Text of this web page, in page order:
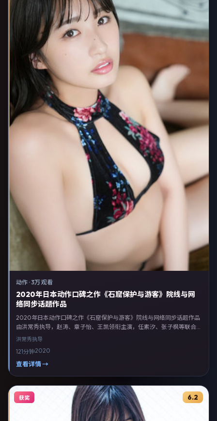
动作 ·3万 观看
2020年日本动作口碑之作《石窟保护与游客》院线与网
络同步话题作品
2020年日本动作口碑之作《石窟保护与游客》院线与网络同步话题作品
由洪常秀执导，赵涛、章子怡、王凯领衔主演，任素汐、张子枫等联合出
演。剧情以动作类型为主线，融合日本本土叙事与人物弧光，适合检索
本主流院线上映，随后登陆流媒体与电视端。影片在节奏、摄影与配乐上
强调沉浸体验，可作为片单推荐、影评长文与专题策划的引用素材。
洪常秀执导
121分钟2020
查看详情 →
获奖 6.2